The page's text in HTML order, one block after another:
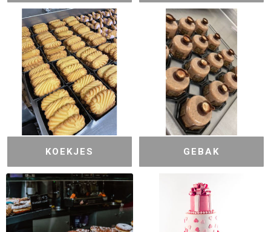
KOEKJES GEBAK